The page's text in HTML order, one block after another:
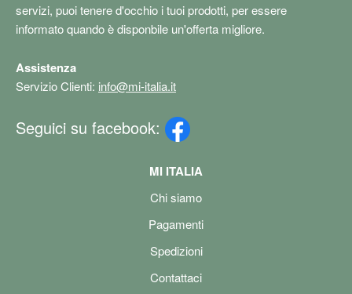
servizi, puoi tenere d'occhio i tuoi prodotti, per essere
informato quando è disponbile un'offerta migliore.
Assistenza
Servizio Clienti: info@mi-italia.it
Seguici su facebook:
MI ITALIA
Chi siamo
Pagamenti
Spedizioni
Contattaci